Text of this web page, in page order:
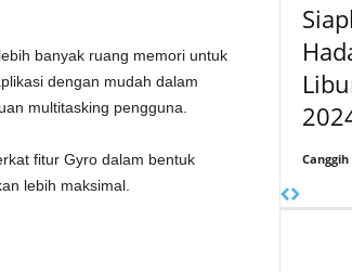
banyak ruang memori untuk
dengan mudah dalam
multitasking pengguna.
fitur Gyro dalam bentuk
lebih maksimal.
Canggih